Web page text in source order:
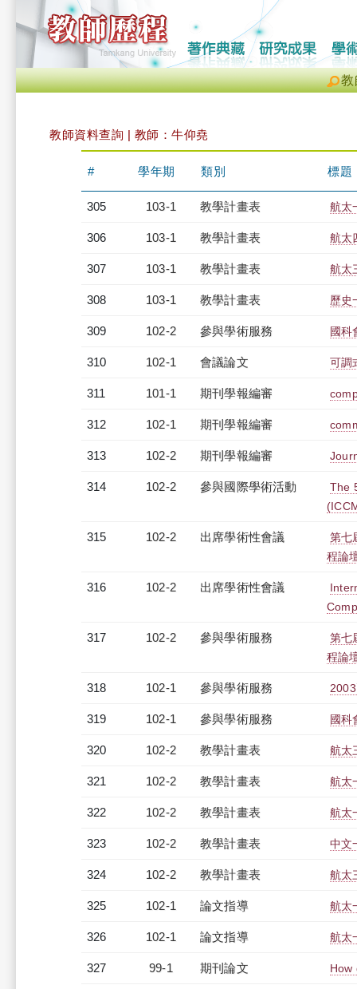
教
教師資料查詢 | 教師：牛仰堯
# 學年期 類別 標題
305 103-1 教學計畫表 航太
306 103-1 教學計畫表 航太
307 103-1 教學計畫表 航太
308 103-1 教學計畫表 歷史
309 102-2 參與學術服務 國科
310 102-1 會議論文 可調
311 101-1 期刊學報編審
312 102-1 期刊學報編審
313 102-2 期刊學報編審
314 102-2 參與國際學術活動
The
315 102-2 出席學術性會議
第七
程論
316 102-2 出席學術性會議
317 102-2 參與學術服務
第七
程論
318 102-1 參與學術服務
319 102-1 參與學術服務 國科
320 102-2 教學計畫表 航太
321 102-2 教學計畫表 航太
322 102-2 教學計畫表 航太
323 102-2 教學計畫表 中文
324 102-2 教學計畫表 航太
325 102-1 論文指導 航太
326 102-1 論文指導 航太
327 99-1 期刊論文 How